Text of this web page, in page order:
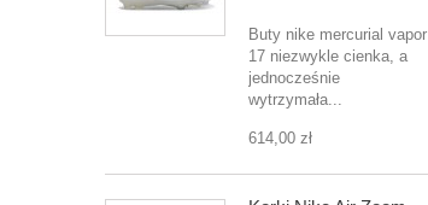
Buty nike mercurial vapor
17 niezwykle cienka, a
jednocześnie
wytrzymała...
614,00 zł